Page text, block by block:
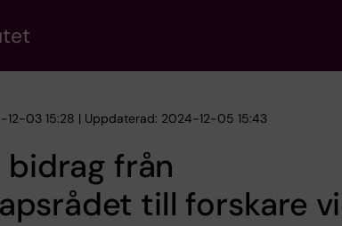
12-03 15:28 | Uppdaterad: 2024-12-05 15:43
bidrag från
till forskare